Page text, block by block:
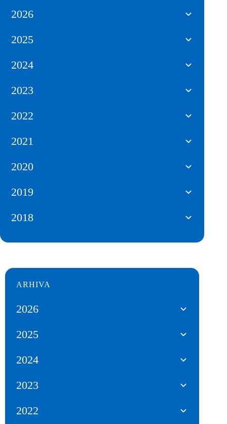
2026
2025
2024
2023
2022
2021
2020
2019
2018
ARHIVA
2026
2025
2024
2023
2022